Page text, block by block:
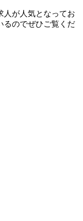
人が人気となってお
るのでぜひご覧くだ